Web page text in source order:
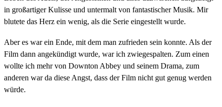
in großartiger Kulisse und untermalt von fantastischer Musik. Mir
blutete das Herz ein wenig, als die Serie eingestellt wurde.
Aber es war ein Ende, mit dem man zufrieden sein konnte. Als der
Film dann angekündigt wurde, war ich zwiegespalten. Zum einen
wollte ich mehr von Downton Abbey und seinem Drama, zum
anderen war da diese Angst, dass der Film nicht gut genug werden
würde.